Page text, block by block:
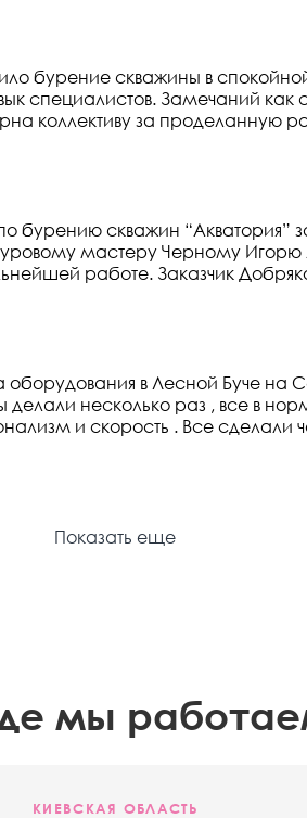
бурение скважины в
специалистов. Замечаний как
коллективу за проделанную
скважин “Акватория”
мастеру Черному Игорю
работе. Заказчик
в Лесной Буче на
несколько раз , все в
и скорость . Все сделали
Показать еще
мы
КИЕВСКАЯ ОБЛАСТЬ